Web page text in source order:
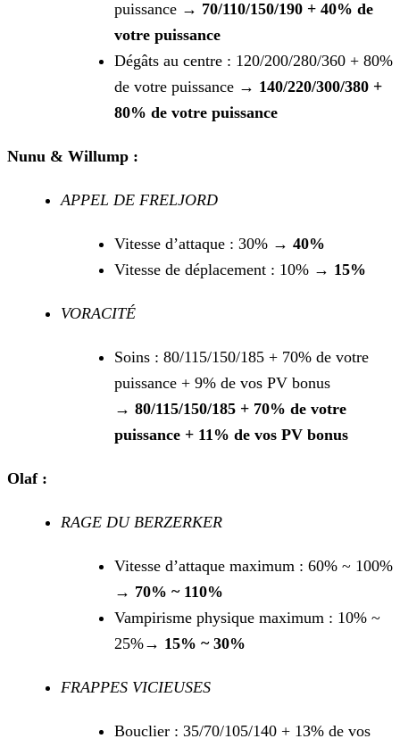
puissance → 70/110/150/190 + 40% de
votre puissance
Dégâts au centre : 120/200/280/360 + 80%
de votre puissance → 140/220/300/380 +
80% de votre puissance
Nunu & Willump :
APPEL DE FRELJORD
Vitesse d’attaque : 30% → 40%
Vitesse de déplacement : 10% → 15%
VORACITÉ
Soins : 80/115/150/185 + 70% de votre
puissance + 9% de vos PV bonus
→ 80/115/150/185 + 70% de votre
puissance + 11% de vos PV bonus
Olaf :
RAGE DU BERZERKER
Vitesse d’attaque maximum : 60% ~ 100%
→ 70% ~ 110%
Vampirisme physique maximum : 10% ~
25%→ 15% ~ 30%
FRAPPES VICIEUSES
Bouclier : 35/70/105/140 + 13% de vos